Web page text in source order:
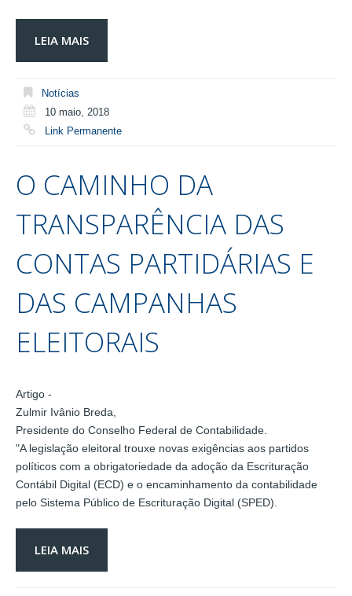
LEIA MAIS
Notícias
10 maio, 2018
Link Permanente
O CAMINHO DA
TRANSPARÊNCIA DAS
CONTAS PARTIDÁRIAS E
DAS CAMPANHAS
ELEITORAIS
Artigo -
Zulmir Ivânio Breda,
Presidente do Conselho Federal de Contabilidade.
"A legislação eleitoral trouxe novas exigências aos partidos
políticos com a obrigatoriedade da adoção da Escrituração
Contábil Digital (ECD) e o encaminhamento da contabilidade
pelo Sistema Público de Escrituração Digital (SPED).
LEIA MAIS